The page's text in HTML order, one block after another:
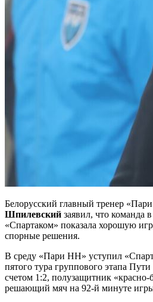
Белорусский главный тренер
Шпилевский заявил, что команда
«Спартаком» показала хорошую
спорные решения.
В среду «Пари НН» уступил
пятого тура группового этапа
счетом 1:2, полузащитник
решающий мяч на 92‑й минуте